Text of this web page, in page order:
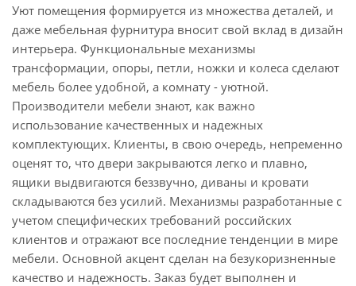
Уют помещения формируется из множества деталей, и
даже мебельная фурнитура вносит свой вклад в дизайн
интерьера. Функциональные механизмы
трансформации, опоры, петли, ножки и колеса сделают
мебель более удобной, а комнату - уютной.
Производители мебели знают, как важно
использование качественных и надежных
комплектующих. Клиенты, в свою очередь, непременно
оценят то, что двери закрываются легко и плавно,
ящики выдвигаются беззвучно, диваны и кровати
складываются без усилий. Механизмы разработанные с
учетом специфических требований российских
клиентов и отражают все последние тенденции в мире
мебели. Основной акцент сделан на безукоризненные
качество и надежность. Заказ будет выполнен и